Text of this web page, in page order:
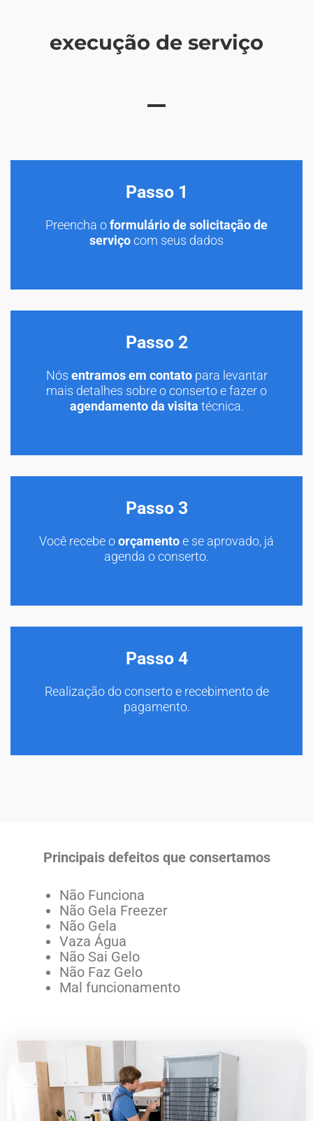
execução de serviço
Passo 1
Preencha oformulário de solicitação de
serviçocom seus dados
Passo 2
Nós entramos em contatopara levantar
mais detalhes sobre o conserto e fazer o
agendamento da visita técnica.
Passo 3
Você recebe oorçamentoe se aprovado, já
agenda o conserto.
Passo 4
Realização do conserto e recebimento de
pagamento.
Principais defeitos que consertamos
Não Funciona
Não Gela Freezer
Não Gela
Vaza Água
Não Sai Gelo
Não Faz Gelo
Mal funcionamento